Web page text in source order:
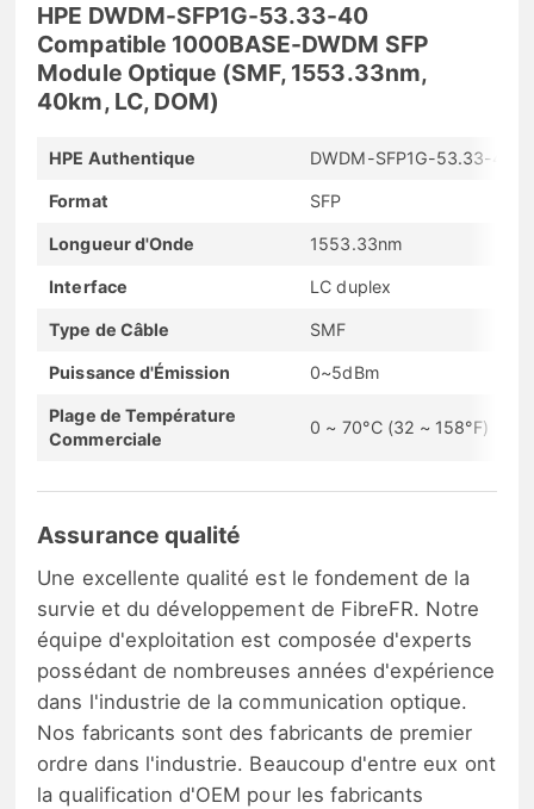
HPE DWDM-SFP1G-53.33-40
Compatible 1000BASE-DWDM SFP
Module Optique (SMF, 1553.33nm,
40km, LC, DOM)
HPE Authentique DWDM-SFP1G-53.33-40
Format SFP
Longueur d'Onde 1553.33nm
Interface LC duplex
Type de Câble SMF
Puissance d'Émission 0~5dBm
Plage de Température
Commerciale
0 ~ 70°C (32 ~ 158°F)
Assurance qualité
Une excellente qualité est le fondement de la
survie et du développement de FibreFR. Notre
équipe d'exploitation est composée d'experts
possédant de nombreuses années d'expérience
dans l'industrie de la communication optique.
Nos fabricants sont des fabricants de premier
ordre dans l'industrie. Beaucoup d'entre eux ont
la qualification d'OEM pour les fabricants